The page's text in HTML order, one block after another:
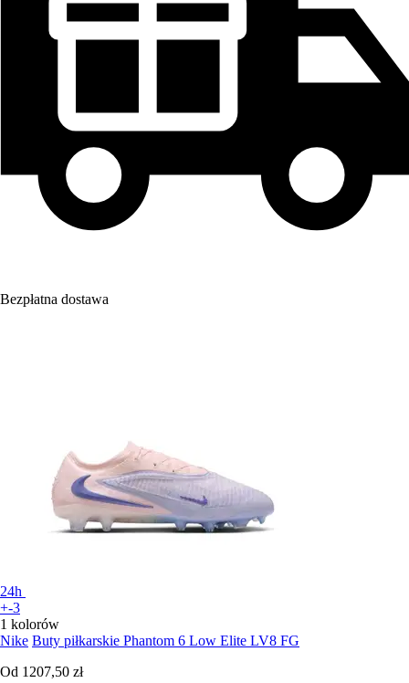
Bezpłatna dostawa
24h
+-3
1 kolorów
Nike Buty piłkarskie Phantom 6 Low Elite LV8 FG
Od 1207,50 zł